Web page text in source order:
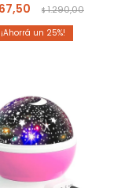
$1.290,00
25